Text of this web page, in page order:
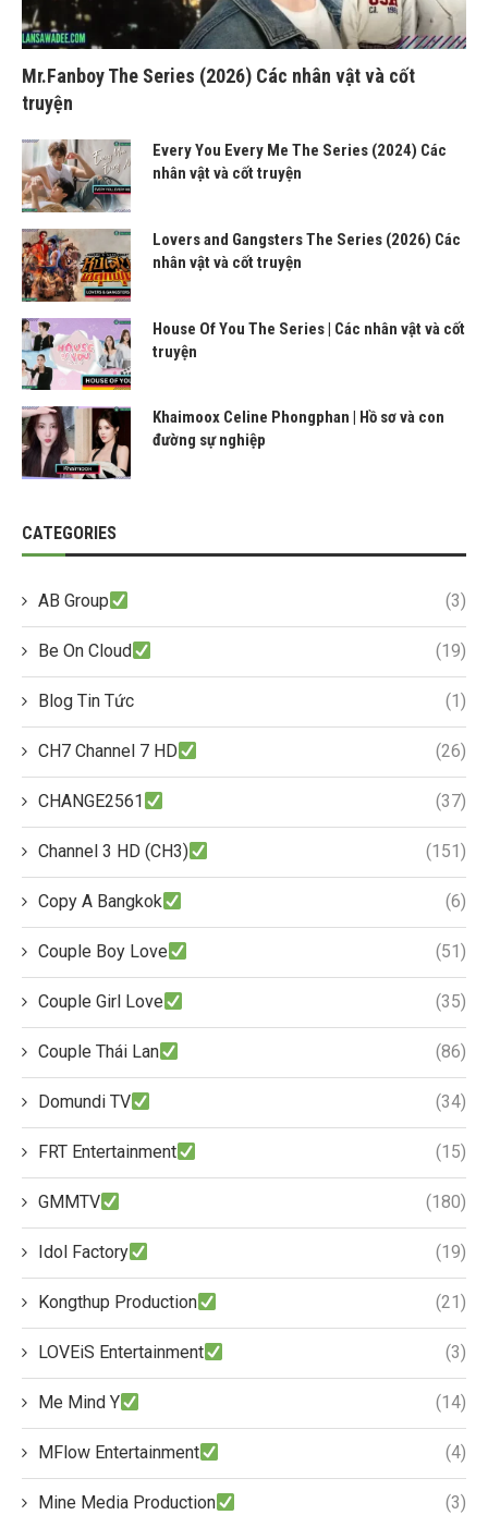
Mr.Fanboy The Series (2026) Các nhân vật và cốt
truyện
Every You Every Me The Series (2024) Các
nhân vật và cốt truyện
Lovers and Gangsters The Series (2026) Các
nhân vật và cốt truyện
House Of You The Series | Các nhân vật và cốt
truyện
Khaimoox Celine Phongphan | Hồ sơ và con
đường sự nghiệp
CATEGORIES
AB Group (3)
Be On Cloud (19)
Blog Tin Tức (1)
CH7 Channel 7 HD (26)
CHANGE2561 (37)
Channel 3 HD (CH3) (151)
Copy A Bangkok (6)
Couple Boy Love (51)
Couple Girl Love (35)
Couple Thái Lan (86)
Domundi TV (34)
FRT Entertainment (15)
GMMTV (180)
Idol Factory (19)
Kongthup Production (21)
LOVEiS Entertainment (3)
Me Mind Y (14)
MFlow Entertainment (4)
Mine Media Production (3)